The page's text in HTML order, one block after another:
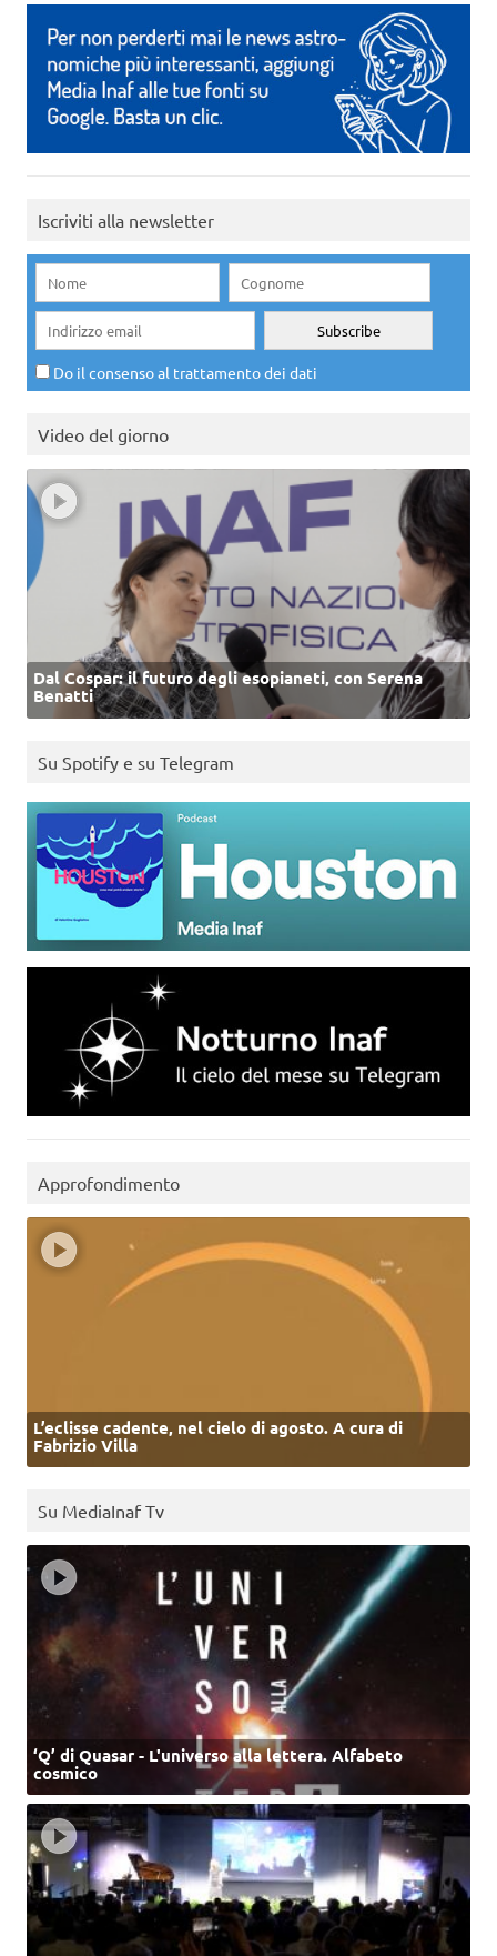
Iscriviti alla newsletter
Do il consenso al trattamento dei dati
Video del giorno
Dal Cospar: il futuro degli esopianeti, con Serena
Benatti
Su Spotify e su Telegram
Approfondimento
L’eclisse cadente, nel cielo di agosto. A cura di
Fabrizio Villa
Su MediaInaf Tv
‘Q’ di Quasar - L'universo alla lettera. Alfabeto
cosmico